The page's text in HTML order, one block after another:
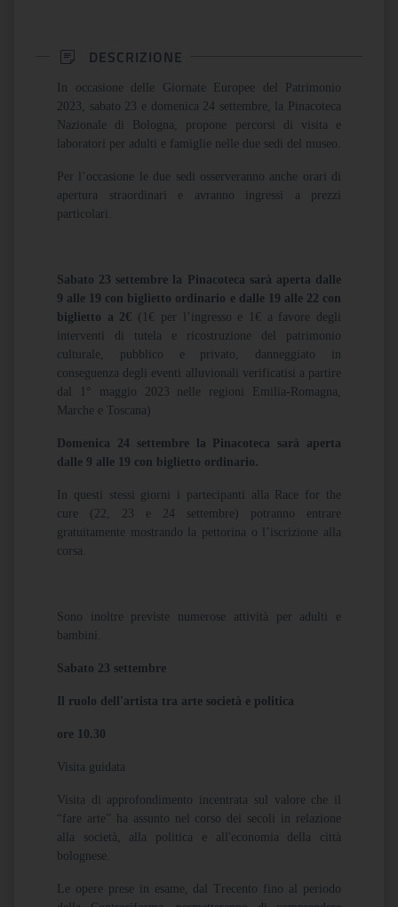
DESCRIZIONE
In occasione delle Giornate Europee del Patrimonio
2023, sabato 23 e domenica 24 settembre, la Pinacoteca
Nazionale di Bologna, propone percorsi di visita e
laboratori per adulti e famiglie nelle due sedi del museo.
Per l’occasione le due sedi osserveranno anche orari di
apertura straordinari e avranno ingressi a prezzi
particolari.
Sabato 23 settembre la Pinacoteca sarà aperta dalle
9 alle 19 con biglietto ordinario e dalle 19 alle 22 con
biglietto a 2€ (1€ per l’ingresso e 1€ a favore degli
interventi di tutela e ricostruzione del patrimonio
culturale, pubblico e privato, danneggiato in
conseguenza degli eventi alluvionali verificatisi a partire
dal 1° maggio 2023 nelle regioni Emilia-Romagna,
Marche e Toscana)
Domenica 24 settembre la Pinacoteca sarà aperta
dalle 9 alle 19 con biglietto ordinario.
In questi stessi giorni i partecipanti alla Race for the
cure (22, 23 e 24 settembre) potranno entrare
gratuitamente mostrando la pettorina o l’iscrizione alla
corsa.
Sono inoltre previste numerose attività per adulti e
bambini.
Sabato 23 settembre
Il ruolo dell'artista tra arte società e politica
ore 10.30
Visita guidata
Visita di approfondimento incentrata sul valore che il
“fare arte” ha assunto nel corso dei secoli in relazione
alla società, alla politica e all'economia della città
bolognese.
Le opere prese in esame, dal Trecento fino al periodo